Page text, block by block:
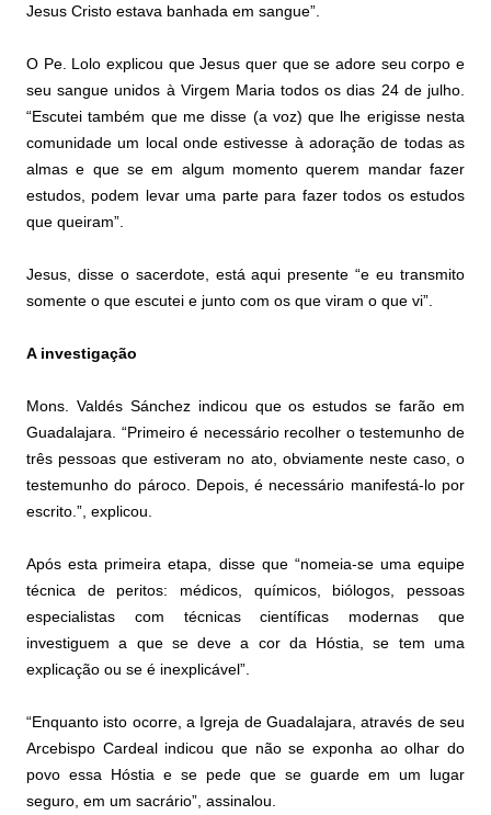
Jesus Cristo estava banhada em sangue”.
O Pe. Lolo explicou que Jesus quer que se adore seu corpo e
seu sangue unidos à Virgem Maria todos os dias 24 de julho.
“Escutei também que me disse (a voz) que lhe erigisse nesta
comunidade um local onde estivesse à adoração de todas as
almas e que se em algum momento querem mandar fazer
estudos, podem levar uma parte para fazer todos os estudos
que queiram”.
Jesus, disse o sacerdote, está aqui presente “e eu transmito
somente o que escutei e junto com os que viram o que vi”.
A investigação
Mons. Valdés Sánchez indicou que os estudos se farão em
Guadalajara. “Primeiro é necessário recolher o testemunho de
três pessoas que estiveram no ato, obviamente neste caso, o
testemunho do pároco. Depois, é necessário manifestá-lo por
escrito.”, explicou.
Após esta primeira etapa, disse que “nomeia-se uma equipe
técnica de peritos: médicos, químicos, biólogos, pessoas
especialistas com técnicas científicas modernas que
investiguem a que se deve a cor da Hóstia, se tem uma
explicação ou se é inexplicável”.
“Enquanto isto ocorre, a Igreja de Guadalajara, através de seu
Arcebispo Cardeal indicou que não se exponha ao olhar do
povo essa Hóstia e se pede que se guarde em um lugar
seguro, em um sacrário”, assinalou.